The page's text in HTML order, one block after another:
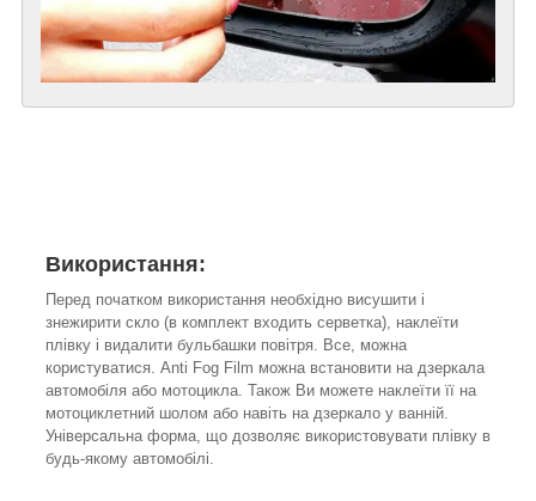
Використання:
Перед початком використання необхідно висушити і
знежирити скло (в комплект входить серветка), наклеїти
плівку і видалити бульбашки повітря. Все, можна
користуватися. Anti Fog Film можна встановити на дзеркала
автомобіля або мотоцикла. Також Ви можете наклеїти її на
мотоциклетний шолом або навіть на дзеркало у ванній.
Універсальна форма, що дозволяє використовувати плівку в
будь-якому автомобілі.